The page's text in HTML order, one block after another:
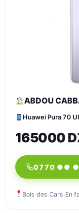
ABDOU
Huawei Pura 70
165000
0770 ●●
Bois des Cars En